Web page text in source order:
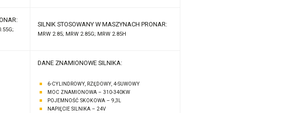
SILNIK STOSOWANY W MASZYNACH PRONAR:
MRW 2.85; MRW 2.85G; MRW 2.85H
DANE ZNAMIONOWE SILNIKA:
6-CYLINDROWY, RZĘDOWY, 4-SUWOWY
MOC ZNAMIONOWA – 310-340KW
POJEMNOŚĆ SKOKOWA – 9,3L
NAPIĘCIE SILNIKA – 24V